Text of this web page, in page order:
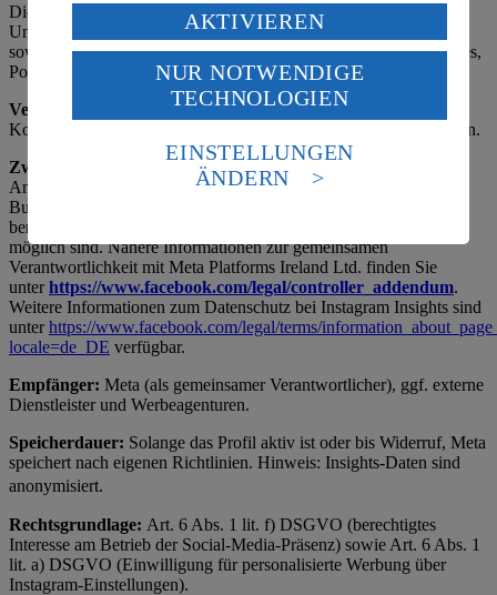
Die Verarbeitung im Kontext von Instagram (z. B.
Unternehmensprofil, Werbung) umfasst Interaktionen mit Nutzern
sowie die Veröffentlichung und Analyse von Inhalten (z. B. Stories,
Posts).
Verarbeitete Daten:
Nutzer-ID, Interaktionsdaten (z. B. Likes,
Kommentare), Profilinformationen (soweit öffentlich), Inhaltsdaten.
Zweck:
Betrieb der Instagram-Präsenz, Beantwortung von
Anfragen, Marketing (z. B. gezielte Werbung) und Community-
Building. Insights-Daten werden von Meta anonymisiert
bereitgestellt, sodass keine Rückschlüsse auf einzelne Personen
möglich sind. Nähere Informationen zur gemeinsamen
Verantwortlichkeit mit Meta Platforms Ireland Ltd. finden Sie
unter https://www.facebook.com/legal/controller_addendum.
Weitere Informationen zum Datenschutz bei Instagram Insights sind
unter https://www.facebook.com/legal/terms/
locale=de_DE verfügbar.
Empfänger: Meta (als gemeinsamer Verantwortlicher), ggf. externe
Dienstleister und Werbeagenturen.
Speicherdauer: Solange das Profil aktiv ist oder bis Widerruf, Meta
speichert nach eigenen Richtlinien. Hinweis: Insights-Daten sind
anonymisiert.
Rechtsgrundlage: Art. 6 Abs. 1 lit. f) DSGVO (berechtigtes
Interesse am Betrieb der Social-Media-Präsenz) sowie Art. 6 Abs. 1
lit. a) DSGVO (Einwilligung für personalisierte Werbung über
Instagram-Einstellungen).
Verarbeitung deiner personenbezogenen Daten in den
USA durch Facebook und YouTube:
Wenn du auf „Aktivieren“ klickst, willigst du im Sinne
des Art. 49 Abs. 1 Satz 1 lit. a) DSGVO ein, dass deine
Daten in den USA verarbeitet werden. Der EuGH sieht
die USA als Land mit einem nach europäischen
Standards nicht angemessenen Datenschutzniveau an.
Es besteht das Risiko eines Zugriffs durch US-
Informationen zum Herausgeber der Seite findest du
imImpressum
AKTIVIEREN
NUR NOTWENDIGE
TECHNOLOGIEN
EINSTELLUNGEN
ÄNDERN